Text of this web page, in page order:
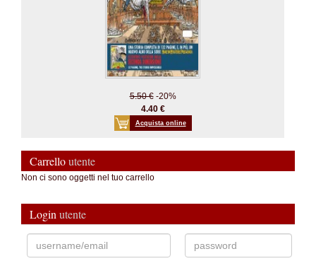
5.50 €-20%
4.40 €
Acquista online
Carrelloutente
Non ci sono oggetti nel tuo carrello
Login utente